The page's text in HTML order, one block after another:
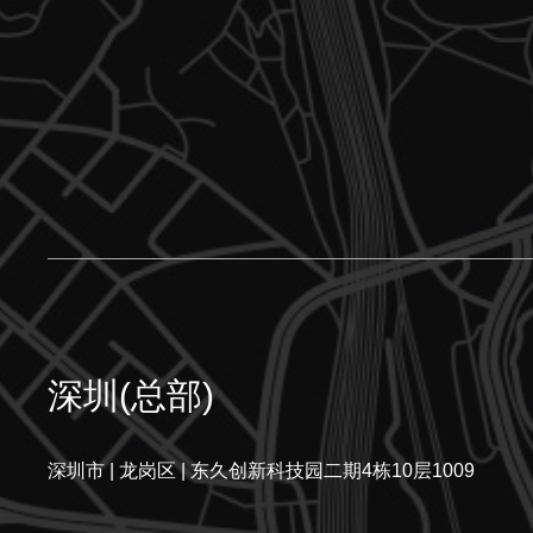
深圳(总部)
深圳市 | 龙岗区 | 东久创新科技园二期4栋10层1009